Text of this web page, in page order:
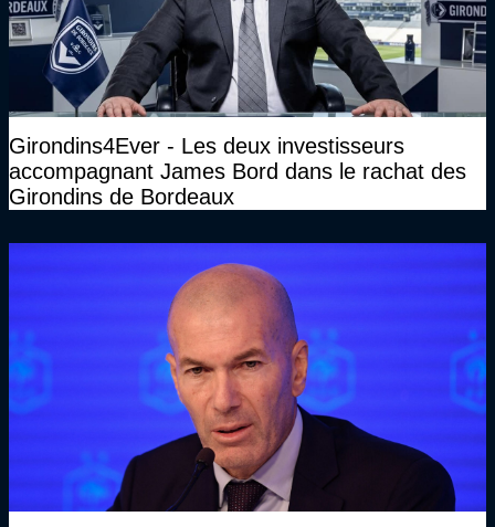
Girondins4Ever - Les deux investisseurs
accompagnant James Bord dans le rachat des
Girondins de Bordeaux